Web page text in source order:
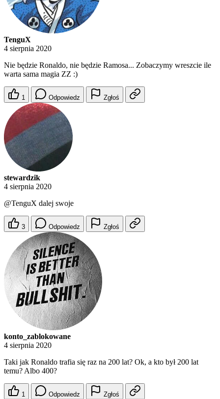
TenguX
4 sierpnia 2020
Nie będzie Ronaldo, nie będzie Ramosa... Zobaczymy wreszcie ile
warta sama magia ZZ :)
1 Odpowiedz Zgłoś
stewardzik
4 sierpnia 2020
@TenguX dalej swoje
3 Odpowiedz Zgłoś
konto_zablokowane
4 sierpnia 2020
Taki jak Ronaldo trafia się raz na 200 lat? Ok, a kto był 200 lat
temu? Albo 400?
1 Odpowiedz Zgłoś